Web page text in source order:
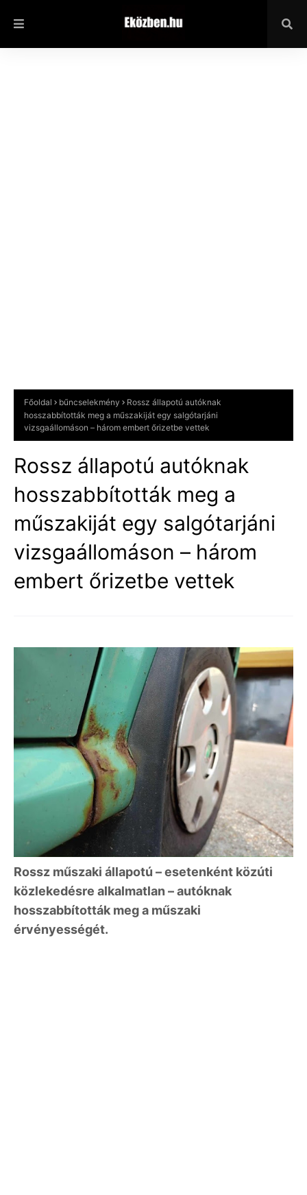
Főoldal bűncselekmény
Rossz állapotú autóknak
hosszabbították meg a műszakiját egy salgótarjáni
vizsgaállomáson – három embert őrizetbe vettek
Rossz állapotú autóknak
hosszabbították meg a
műszakiját egy salgótarjáni
vizsgaállomáson – három
embert őrizetbe vettek
Rossz műszaki állapotú – esetenként közúti
közlekedésre alkalmatlan – autóknak
hosszabbították meg a műszaki
érvényességét.